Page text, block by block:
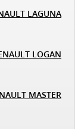
LAGUNA
LOGAN
MASTER